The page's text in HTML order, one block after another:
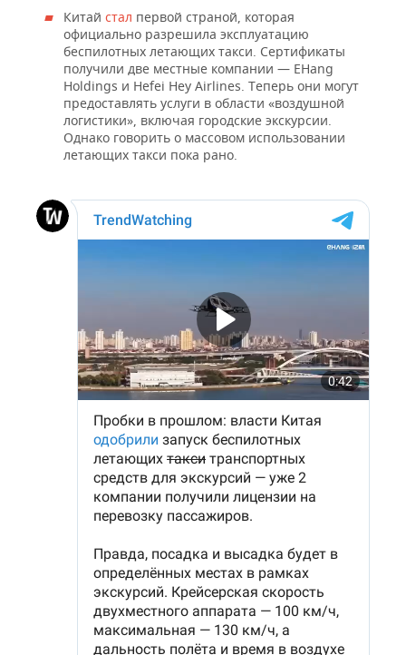
Китай стал первой страной, которая
официально разрешила эксплуатацию
беспилотных летающих такси. Сертификаты
получили две местные компании — EHang
Holdings и Hefei Hey Airlines. Теперь они могут
предоставлять услуги в области «воздушной
логистики», включая городские экскурсии.
Однако говорить о массовом использовании
летающих такси пока рано.